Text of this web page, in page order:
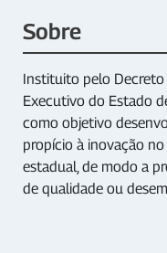
Sobre
Instituito pelo
Executivo do Estado
como objetivo
propício à inovação
estadual, de modo a
de qualidade ou